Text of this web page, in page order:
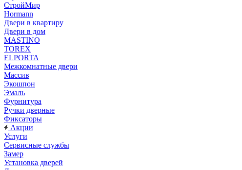
СтройМир
Hormann
Двери в квартиру
Двери в дом
MASTINO
TOREX
ELPORTA
Межкомнатные двери
Массив
Экошпон
Эмаль
Фурнитура
Ручки дверные
Фиксаторы
Акции
Услуги
Сервисные службы
Замер
Установка дверей